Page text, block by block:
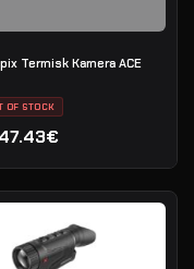
Termisk Kamera ACE
OF STOCK